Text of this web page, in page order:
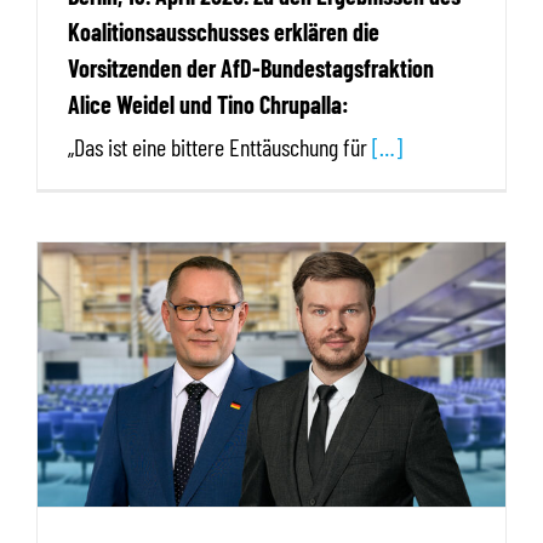
Koalitionsausschusses erklären die
Vorsitzenden der AfD-Bundestagsfraktion
Alice Weidel und Tino Chrupalla:
„Das ist eine bittere Enttäuschung für[…]